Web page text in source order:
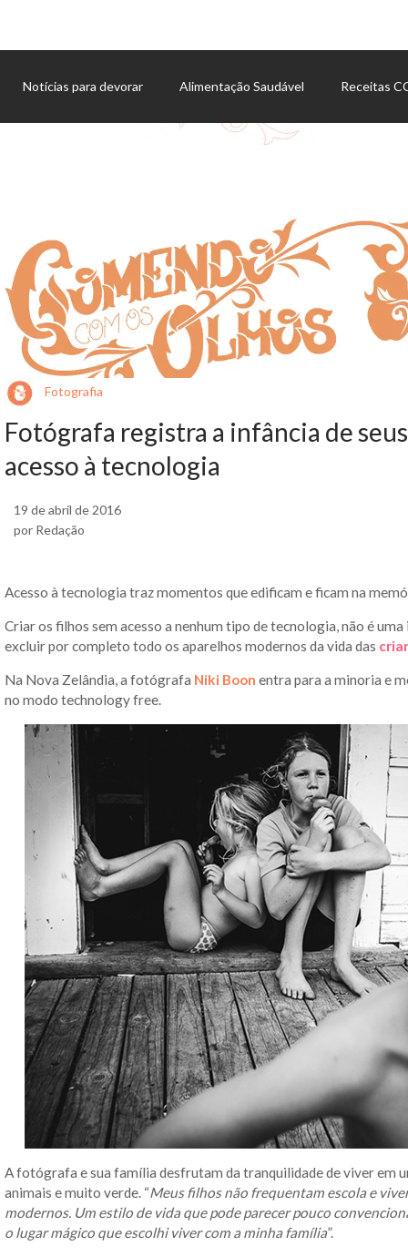
Notícias para devorar Alimentação Saudável Receitas
Fotografia
Fotógrafa registra a infância de
acesso à tecnologia
19 de abril de 2016
por Redação
Acesso à tecnologia traz momentos que edificam e ficam na
Criar os filhos sem acesso a nenhum tipo de tecnologia, não é
excluir por completo todo os aparelhos modernos da vida das
Na Nova Zelândia, a fotógrafa Niki Boon entra para a minoria e
no modo technology free.
A fotógrafa e sua família desfrutam da tranquilidade de viver em
animais e muito verde. “Meus filhos não frequentam escola e
modernos. Um estilo de vida que pode parecer pouco
o lugar mágico que escolhi viver com a minha família”.